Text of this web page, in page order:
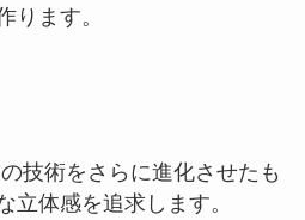
ります。
技術をさらに進化させたも
立体感を追求します。